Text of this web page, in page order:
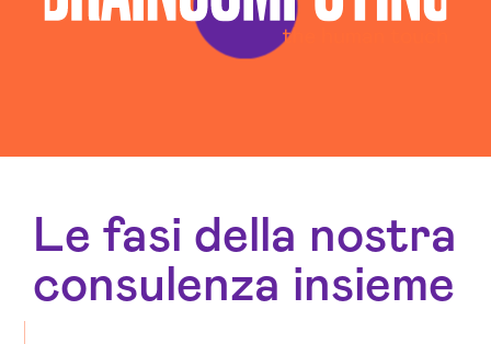
Le fasi della nostra
consulenza insieme